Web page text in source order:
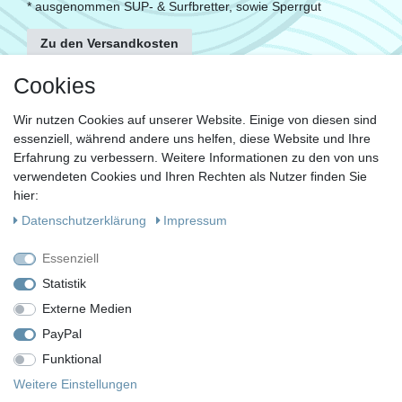
* ausgenommen SUP- & Surfbretter, sowie Sperrgut
Zu den Versandkosten
FOLGE UNS
KONTAKT
Fragen?
Ruf uns an, mein Team und ich helfen Dir gerne.
oder
Schreib uns eine E-Mail
Impressum
Cookies
Wir nutzen Cookies auf unserer Website. Einige von diesen sind
essenziell, während andere uns helfen, diese Website und Ihre
Erfahrung zu verbessern. Weitere Informationen zu den von uns
verwendeten Cookies und Ihren Rechten als Nutzer finden Sie
hier:
Daten­schutz­erklärung
Impressum
Essenziell
Statistik
Externe Medien
PayPal
Funktional
Weitere Einstellungen